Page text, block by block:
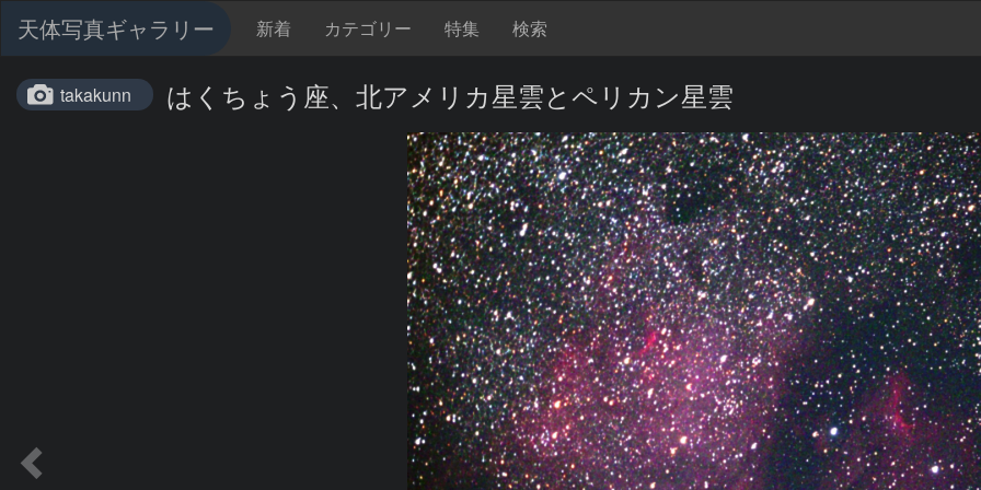
天体写真ギャラリー 新着 カテゴリー 特集 検索
takakunn はくちょう座、北アメリカ星雲とペリカン星雲